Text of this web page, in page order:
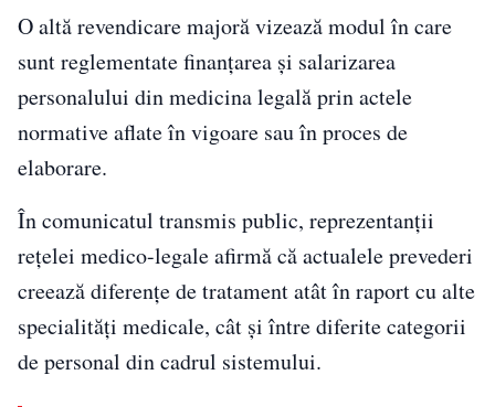
O altă revendicare majoră vizează modul în care
sunt reglementate finanțarea și salarizarea
personalului din medicina legală prin actele
normative aflate în vigoare sau în proces de
elaborare.
În comunicatul transmis public, reprezentanții
rețelei medico-legale afirmă că actualele prevederi
creează diferențe de tratament atât în raport cu alte
specialități medicale, cât și între diferite categorii
de personal din cadrul sistemului.